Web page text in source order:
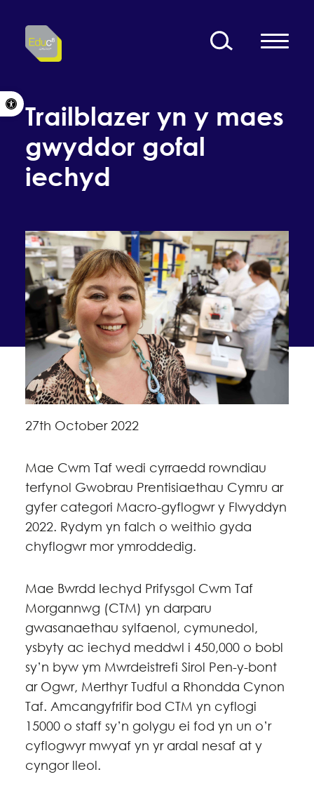
Open toolbar
Trailblazer yn y maes
gwyddor gofal
iechyd
27th October 2022
Mae Cwm Taf wedi cyrraedd rowndiau
terfynol Gwobrau Prentisiaethau Cymru ar
gyfer categori Macro-gyflogwr y Flwyddyn
2022. Rydym yn falch o weithio gyda
chyflogwr mor ymroddedig.
Mae Bwrdd Iechyd Prifysgol Cwm Taf
Morgannwg (CTM) yn darparu
gwasanaethau sylfaenol, cymunedol,
ysbyty ac iechyd meddwl i 450,000 o bobl
sy’n byw ym Mwrdeistrefi Sirol Pen-y-bont
ar Ogwr, Merthyr Tudful a Rhondda Cynon
Taf. Amcangyfrifir bod CTM yn cyflogi
15000 o staff sy’n golygu ei fod yn un o’r
cyflogwyr mwyaf yn yr ardal nesaf at y
cyngor lleol.